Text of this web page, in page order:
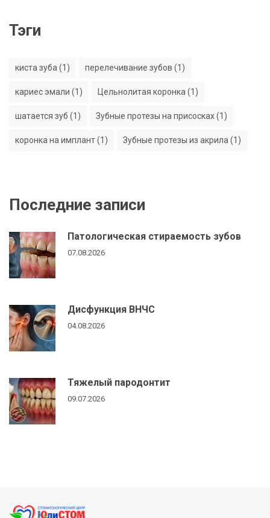
Тэги
киста зуба (1) перелечивание зубов (1)
кариес эмали (1) Цельнолитая коронка (1)
шатается зуб (1) Зубные протезы на присосках (1)
коронка на имплант (1) Зубные протезы из акрила (1)
Последние записи
Патологическая стираемость зубов
07.08.2026
Дисфункция ВНЧС
04.08.2026
Тяжелый пародонтит
09.07.2026